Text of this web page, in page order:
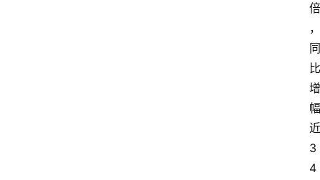
倍
，
同
比
增
幅
近
3
4